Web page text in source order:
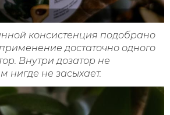
консистенция подобрано
достаточно одного
Внутри дозатор не
нигде не засыхает.